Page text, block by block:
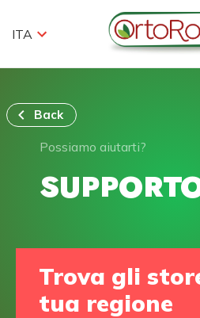
ITA
Back
Possiamo aiutarti?
Trova gli
tua regione